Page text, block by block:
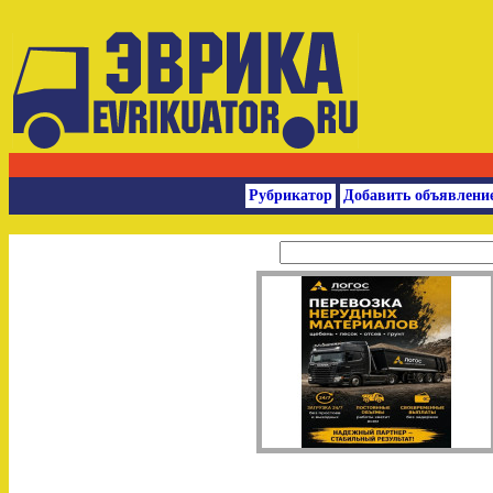
Рубрикатор Добавить